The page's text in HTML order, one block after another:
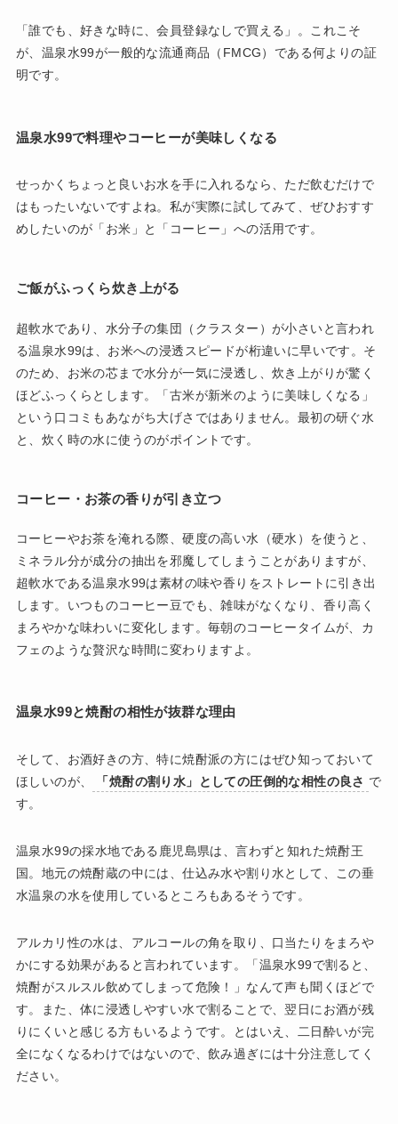
「誰でも、好きな時に、会員登録なしで買える」。これこそ
が、温泉水99が一般的な流通商品（FMCG）である何よりの証
明です。
温泉水99で料理やコーヒーが美味しくなる
せっかくちょっと良いお水を手に入れるなら、ただ飲むだけで
はもったいないですよね。私が実際に試してみて、ぜひおすす
めしたいのが「お米」と「コーヒー」への活用です。
ご飯がふっくら炊き上がる
超軟水であり、水分子の集団（クラスター）が小さいと言われ
る温泉水99は、お米への浸透スピードが桁違いに早いです。そ
のため、お米の芯まで水分が一気に浸透し、炊き上がりが驚く
ほどふっくらとします。「古米が新米のように美味しくなる」
という口コミもあながち大げさではありません。最初の研ぐ水
と、炊く時の水に使うのがポイントです。
コーヒー・お茶の香りが引き立つ
コーヒーやお茶を淹れる際、硬度の高い水（硬水）を使うと、
ミネラル分が成分の抽出を邪魔してしまうことがありますが、
超軟水である温泉水99は素材の味や香りをストレートに引き出
します。いつものコーヒー豆でも、雑味がなくなり、香り高く
まろやかな味わいに変化します。毎朝のコーヒータイムが、カ
フェのような贅沢な時間に変わりますよ。
温泉水99と焼酎の相性が抜群な理由
そして、お酒好きの方、特に焼酎派の方にはぜひ知っておいて
ほしいのが、
「焼酎の割り水」としての圧倒的な相性の良さ で
す。
温泉水99の採水地である鹿児島県は、言わずと知れた焼酎王
国。地元の焼酎蔵の中には、仕込み水や割り水として、この垂
水温泉の水を使用しているところもあるそうです。
アルカリ性の水は、アルコールの角を取り、口当たりをまろや
かにする効果があると言われています。「温泉水99で割ると、
焼酎がスルスル飲めてしまって危険！」なんて声も聞くほどで
す。また、体に浸透しやすい水で割ることで、翌日にお酒が残
りにくいと感じる方もいるようです。とはいえ、二日酔いが完
全になくなるわけではないので、飲み過ぎには十分注意してく
ださい。